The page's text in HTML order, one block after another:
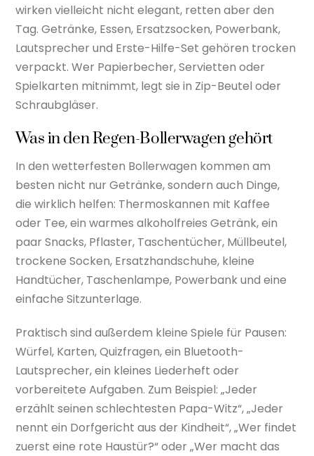
wirken vielleicht nicht elegant, retten aber den
Tag. Getränke, Essen, Ersatzsocken, Powerbank,
Lautsprecher und Erste-Hilfe-Set gehören trocken
verpackt. Wer Papierbecher, Servietten oder
Spielkarten mitnimmt, legt sie in Zip-Beutel oder
Schraubgläser.
Was in den Regen-Bollerwagen gehört
In den wetterfesten Bollerwagen kommen am
besten nicht nur Getränke, sondern auch Dinge,
die wirklich helfen: Thermoskannen mit Kaffee
oder Tee, ein warmes alkoholfreies Getränk, ein
paar Snacks, Pflaster, Taschentücher, Müllbeutel,
trockene Socken, Ersatzhandschuhe, kleine
Handtücher, Taschenlampe, Powerbank und eine
einfache Sitzunterlage.
Praktisch sind außerdem kleine Spiele für Pausen:
Würfel, Karten, Quizfragen, ein Bluetooth-
Lautsprecher, ein kleines Liederheft oder
vorbereitete Aufgaben. Zum Beispiel: „Jeder
erzählt seinen schlechtesten Papa-Witz“, „Jeder
nennt ein Dorfgericht aus der Kindheit“, „Wer findet
zuerst eine rote Haustür?“ oder „Wer macht das